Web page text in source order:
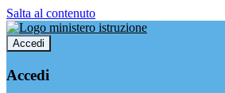
Salta al contenuto
Accedi
Accedi